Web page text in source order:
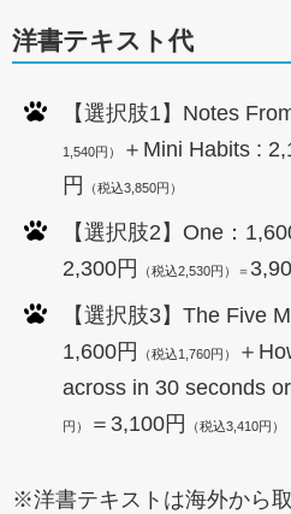
洋書テキスト代
【選択肢1】Notes
1,540円） ＋Mini Habits :
円
（税込3,850円）
【選択肢2】One：
2,300円
（税込2,530円）＝
【選択肢3】The Five
1,600円
（税込1,760円）
＋
across in 30 seconds
円） ＝3,100円 （税込3,410円）
※洋書テキストは海外から